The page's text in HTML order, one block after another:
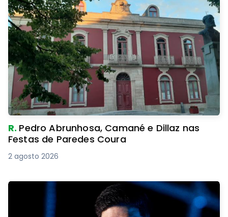
R. Pedro Abrunhosa, Camané e Dillaz nas
Festas de Paredes Coura
2 agosto 2026